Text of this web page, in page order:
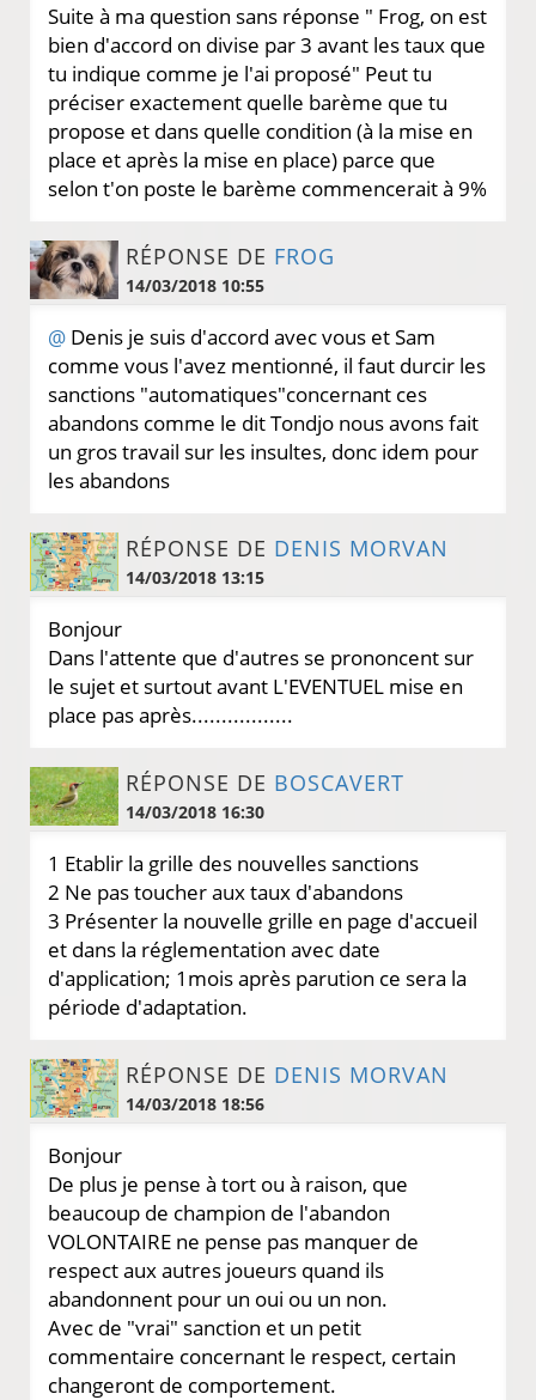
Suite à ma question sans réponse " Frog, on est
bien d'accord on divise par 3 avant les taux que
tu indique comme je l'ai proposé" Peut tu
préciser exactement quelle barème que tu
propose et dans quelle condition (à la mise en
place et après la mise en place) parce que
selon t'on poste le barème commencerait à 9%
RÉPONSE DE FROG
14/03/2018 10:55
@ Denis je suis d'accord avec vous et Sam
comme vous l'avez mentionné, il faut durcir les
sanctions "automatiques"concernant ces
abandons comme le dit Tondjo nous avons fait
un gros travail sur les insultes, donc idem pour
les abandons
RÉPONSE DE DENIS MORVAN
14/03/2018 13:15
Bonjour
Dans l'attente que d'autres se prononcent sur
le sujet et surtout avant L'EVENTUEL mise en
place pas après.................
RÉPONSE DE BOSCAVERT
14/03/2018 16:30
1 Etablir la grille des nouvelles sanctions
2 Ne pas toucher aux taux d'abandons
3 Présenter la nouvelle grille en page d'accueil
et dans la réglementation avec date
d'application; 1mois après parution ce sera la
période d'adaptation.
RÉPONSE DE DENIS MORVAN
14/03/2018 18:56
Bonjour
De plus je pense à tort ou à raison, que
beaucoup de champion de l'abandon
VOLONTAIRE ne pense pas manquer de
respect aux autres joueurs quand ils
abandonnent pour un oui ou un non.
Avec de "vrai" sanction et un petit
commentaire concernant le respect, certain
changeront de comportement.